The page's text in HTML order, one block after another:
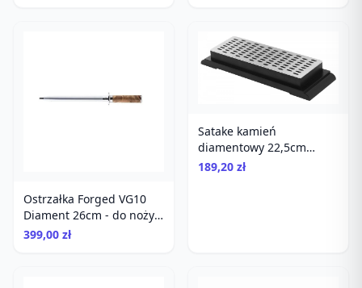
Ostrzałka Forged VG10
Diament 26cm - do noży,
stal, drewniane pudełko
399,00 zł
Satake kamień
diamentowy 22,5cm
gradacja 800 z
189,20 zł